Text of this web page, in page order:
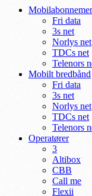
Fri data
3s net
Norlys net
TDCs net
Telenors
Mobilt bredbånd
Fri data
3s net
Norlys net
TDCs net
Telenors
Operatører
3
Altibox
CBB
Call me
Flexii